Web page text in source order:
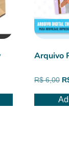
Arquivo
R$6,00 O